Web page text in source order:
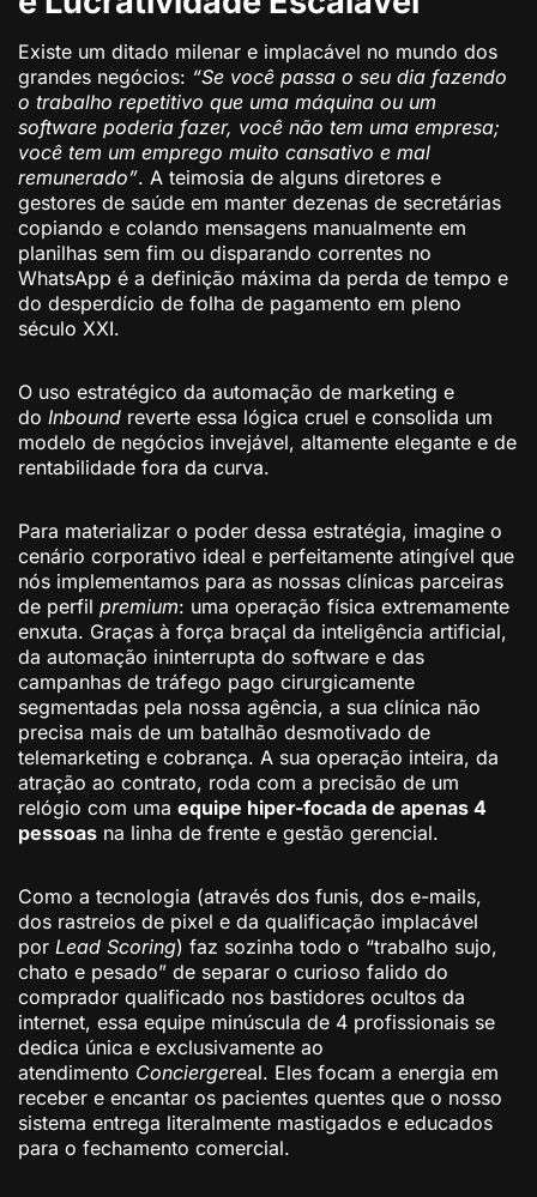
Existe um ditado milenar e implacável no mundo dos
grandes negócios: “Se você passa o seu dia fazendo
o trabalho repetitivo que uma máquina ou um
software poderia fazer, você não tem uma empresa;
você tem um emprego muito cansativo e mal
remunerado”. A teimosia de alguns diretores e
gestores de saúde em manter dezenas de secretárias
copiando e colando mensagens manualmente em
planilhas sem fim ou disparando correntes no
WhatsApp é a definição máxima da perda de tempo e
do desperdício de folha de pagamento em pleno
século XXI.
O uso estratégico da automação de marketing e
do Inbound reverte essa lógica cruel e consolida um
modelo de negócios invejável, altamente elegante e de
rentabilidade fora da curva.
Para materializar o poder dessa estratégia, imagine o
cenário corporativo ideal e perfeitamente atingível que
nós implementamos para as nossas clínicas parceiras
de perfil premium: uma operação física extremamente
enxuta. Graças à força braçal da inteligência artificial,
da automação ininterrupta do software e das
campanhas de tráfego pago cirurgicamente
segmentadas pela nossa agência, a sua clínica não
precisa mais de um batalhão desmotivado de
telemarketing e cobrança. A sua operação inteira, da
atração ao contrato, roda com a precisão de um
relógio com uma equipe hiper-focada de apenas 4
pessoas na linha de frente e gestão gerencial.
Como a tecnologia (através dos funis, dos e-mails,
dos rastreios de pixel e da qualificação implacável
por Lead Scoring) faz sozinha todo o “trabalho sujo,
chato e pesado” de separar o curioso falido do
comprador qualificado nos bastidores ocultos da
internet, essa equipe minúscula de 4 profissionais se
dedica única e exclusivamente ao
atendimento Conciergereal. Eles focam a energia em
receber e encantar os pacientes quentes que o nosso
sistema entrega literalmente mastigados e educados
para o fechamento comercial.